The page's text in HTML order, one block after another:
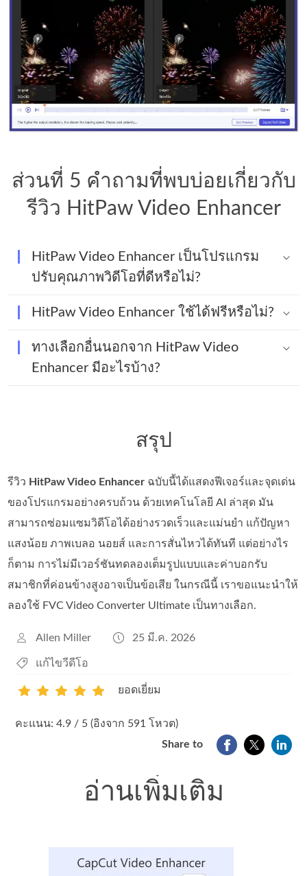
ส่วนที่ 5 คำถามที่พบบ่อยเกี่ยวกับ
รีวิว HitPaw Video Enhancer
HitPaw Video Enhancer เป็นโปรแกรม
ปรับคุณภาพวิดีโอที่ดีหรือไม่?
HitPaw Video Enhancer ใช้ได้ฟรีหรือไม่?
ทางเลือกอื่นนอกจาก HitPaw Video
Enhancer มีอะไรบ้าง?
สรุป
รีวิว HitPaw Video Enhancer ฉบับนี้ได้แสดงฟีเจอร์และจุดเด่น
ของโปรแกรมอย่างครบถ้วน ด้วยเทคโนโลยี AI ล่าสุด มัน
สามารถซ่อมแซมวิดีโอได้อย่างรวดเร็วและแม่นยำ แก้ปัญหา
แสงน้อย ภาพเบลอ นอยส์ และการสั่นไหวได้ทันที แต่อย่างไร
ก็ตาม การไม่มีเวอร์ชันทดลองเต็มรูปแบบและค่าบอกรับ
สมาชิกที่ค่อนข้างสูงอาจเป็นข้อเสีย ในกรณีนี้ เราขอแนะนำให้
ลองใช้ FVC Video Converter Ultimate เป็นทางเลือก.
Allen Miller 25 มี.ค. 2026
แก้ไขวีดีโอ
ยอดเยี่ยม
คะแนน: 4.9 / 5 (อิงจาก 591 โหวต)
Share to
อ่านเพิ่มเติม